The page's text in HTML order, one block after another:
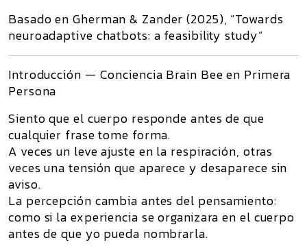
Basado en Gherman & Zander (2025), “Towards
neuroadaptive chatbots: a feasibility study”
Introducción — Conciencia Brain Bee en Primera
Persona
Siento que el cuerpo responde antes de que
cualquier frase tome forma.
A veces un leve ajuste en la respiración, otras
veces una tensión que aparece y desaparece sin
aviso.
La percepción cambia antes del pensamiento:
como si la experiencia se organizara en el cuerpo
antes de que yo pueda nombrarla.